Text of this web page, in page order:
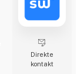
Direkte
kontakt